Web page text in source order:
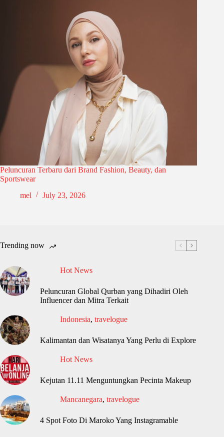
Peluncuran Terbaru dari Brand Fashion, Beauty, dan
Sportswear
mel
July 23, 2026
Trending now
Hot News
Peluncuran Global Qurban yang Dihadiri Oleh
Influencer dan Mitra Terkait
Indonesia, travelogue
Kalimantan dan Wisatanya Yang Perlu di Explore
Hot News
Kejutan 11.11 Menguntungkan Pecinta Makeup
Mancanegara, travelogue
4 Spot Foto Di Maroko Yang Instagramable